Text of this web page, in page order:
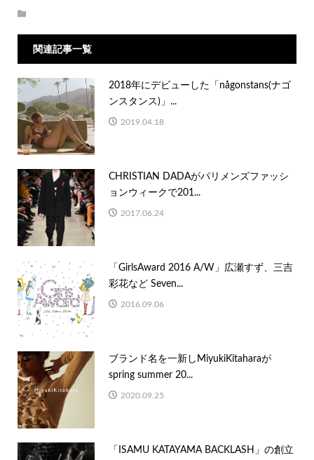
関連記事一覧
2018年にデビューした「någonstans(ナゴ
ンスタンス)」...
2019.04.18
CHRISTIAN DADAがパリメンズファッシ
ョンウィークで201...
2017.06.24
「GirlsAward 2016 A/W」広瀬すず、三吉
彩花など Seven...
2016.09.06
ブランド名を一新しMiyukiKitaharaが
spring summer 20...
2020.09.25
「ISAMU KATAYAMA BACKLASH」の創立